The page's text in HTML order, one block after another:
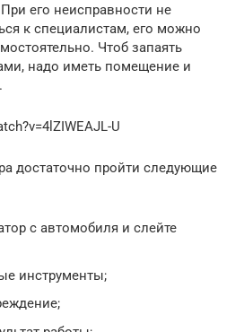
его неисправности не
к специалистам, его можно
Чтоб запаять
надо иметь помещение и
U
достаточно пройти следующие
с автомобиля и слейте
инструменты;